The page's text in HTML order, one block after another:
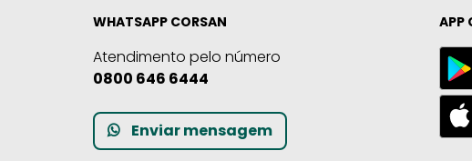
WHATSAPP CORSAN
Atendimento pelo número
0800 646 6444
Enviar mensagem
APP